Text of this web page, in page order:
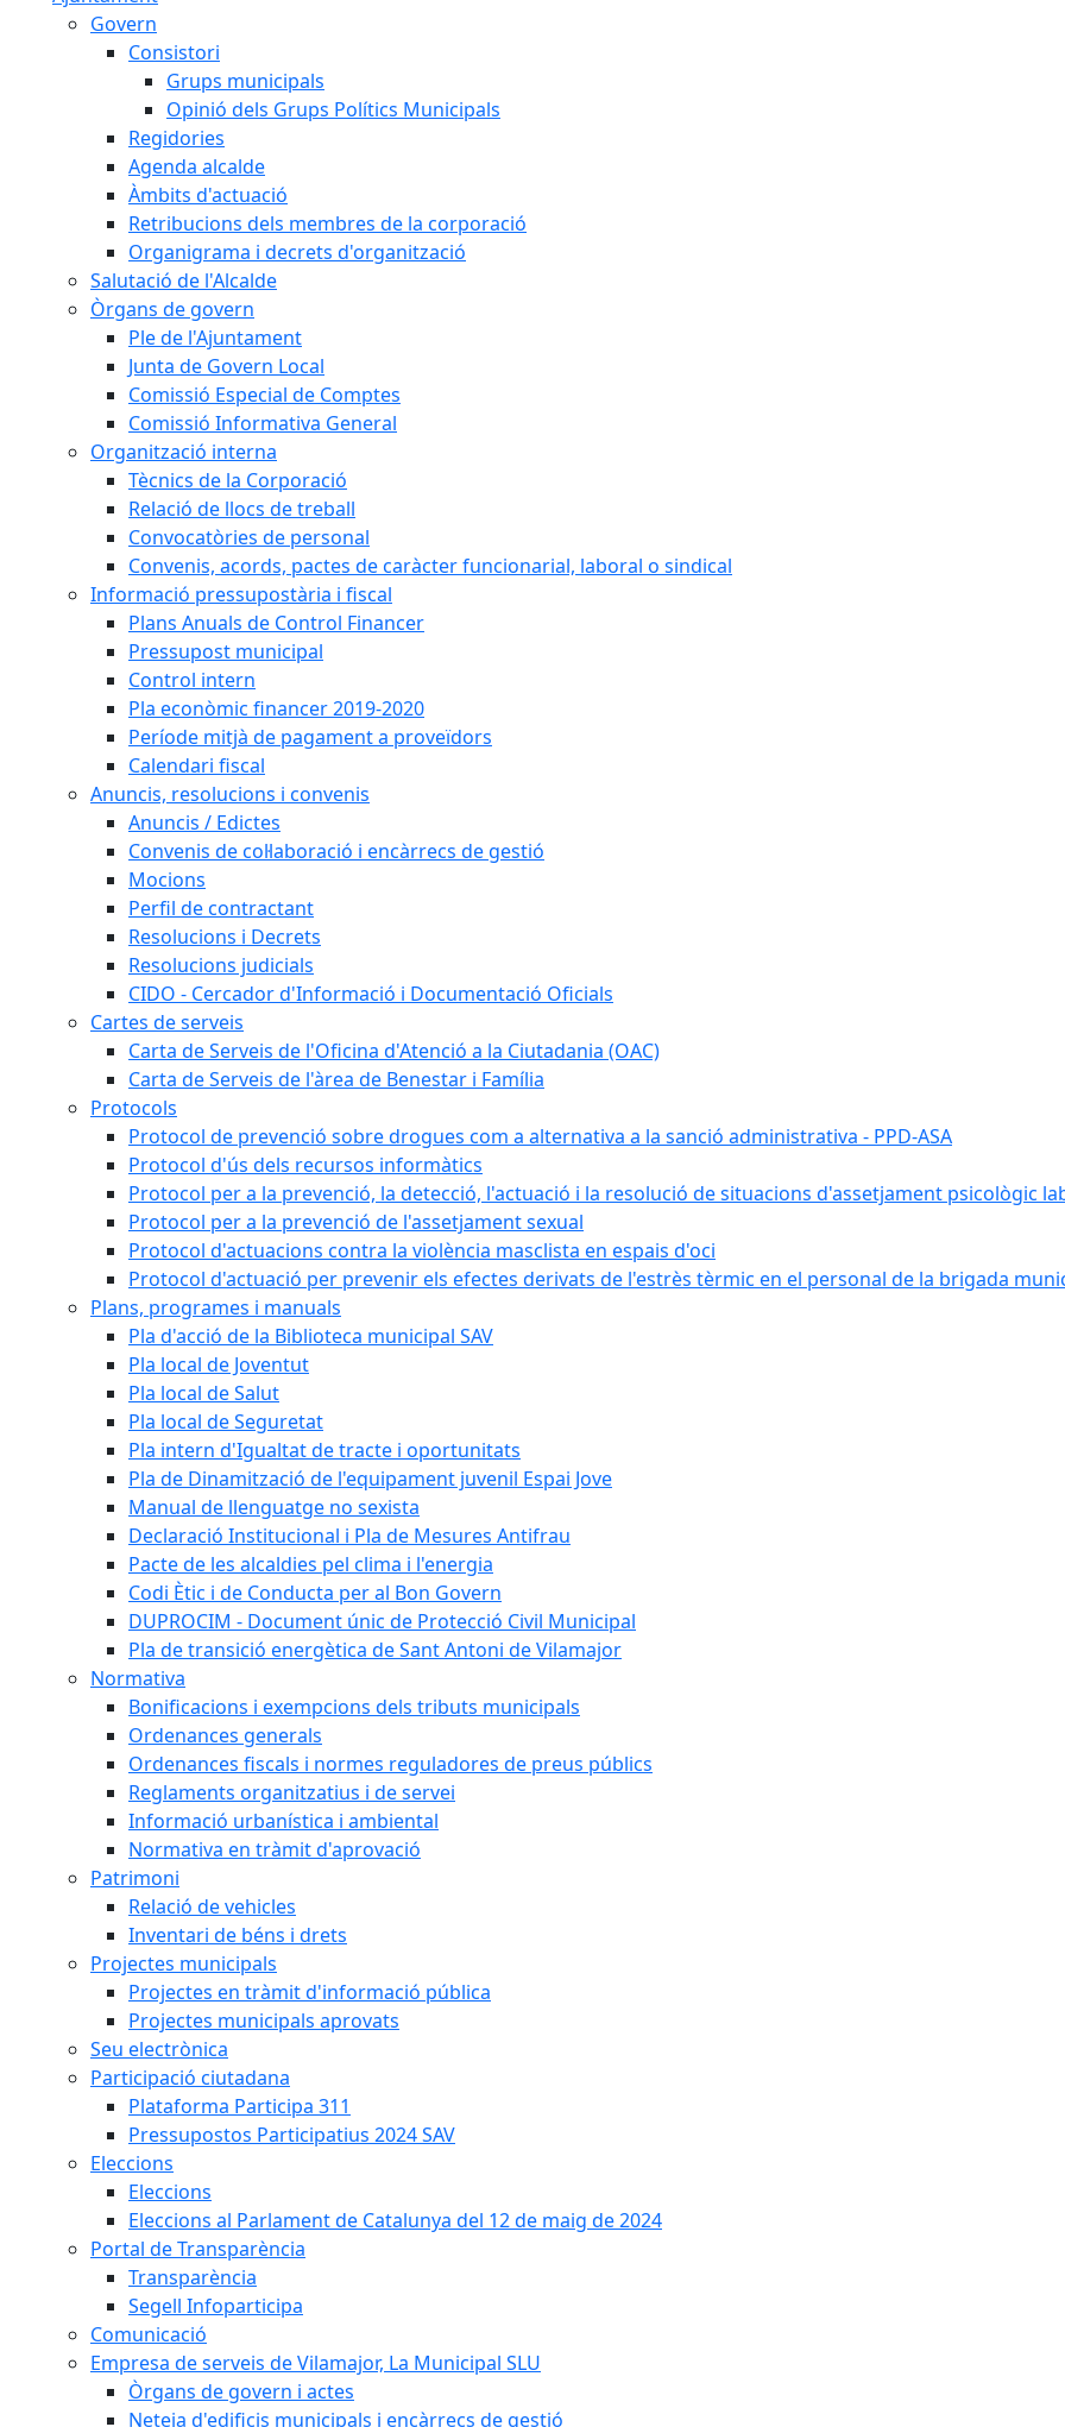
Govern
Consistori
Grups municipals
Opinió dels Grups Polítics Municipals
Regidories
Agenda alcalde
Àmbits d'actuació
Retribucions dels membres de la corporació
Organigrama i decrets d'organització
Salutació de l'Alcalde
Òrgans de govern
Ple de l'Ajuntament
Junta de Govern Local
Comissió Especial de Comptes
Comissió Informativa General
Organització interna
Tècnics de la Corporació
Relació de llocs de treball
Convocatòries de personal
Convenis, acords, pactes de caràcter funcionarial, laboral o sindical
Informació pressupostària i fiscal
Plans Anuals de Control Financer
Pressupost municipal
Control intern
Pla econòmic financer 2019-2020
Període mitjà de pagament a proveïdors
Calendari fiscal
Anuncis, resolucions i convenis
Anuncis / Edictes
Convenis de col·laboració i encàrrecs de gestió
Mocions
Perfil de contractant
Resolucions i Decrets
Resolucions judicials
CIDO - Cercador d'Informació i Documentació Oficials
Cartes de serveis
Carta de Serveis de l'Oficina d'Atenció a la Ciutadania (OAC)
Carta de Serveis de l'àrea de Benestar i Família
Protocols
Protocol de prevenció sobre drogues com a alternativa a la sanció administrativa - PPD-ASA
Protocol d'ús dels recursos informàtics
Protocol per a la prevenció, la detecció, l'actuació i la resolució de situacions d'assetjament psicològic
Protocol per a la prevenció de l'assetjament sexual
Protocol d'actuacions contra la violència masclista en espais d'oci
Protocol d'actuació per prevenir els efectes derivats de l'estrès tèrmic en el personal de la brigada
Plans, programes i manuals
Pla d'acció de la Biblioteca municipal SAV
Pla local de Joventut
Pla local de Salut
Pla local de Seguretat
Pla intern d'Igualtat de tracte i oportunitats
Pla de Dinamització de l'equipament juvenil Espai Jove
Manual de llenguatge no sexista
Declaració Institucional i Pla de Mesures Antifrau
Pacte de les alcaldies pel clima i l'energia
Codi Ètic i de Conducta per al Bon Govern
DUPROCIM - Document únic de Protecció Civil Municipal
Pla de transició energètica de Sant Antoni de Vilamajor
Normativa
Bonificacions i exempcions dels tributs municipals
Ordenances generals
Ordenances fiscals i normes reguladores de preus públics
Reglaments organitzatius i de servei
Informació urbanística i ambiental
Normativa en tràmit d'aprovació
Patrimoni
Relació de vehicles
Inventari de béns i drets
Projectes municipals
Projectes en tràmit d'informació pública
Projectes municipals aprovats
Seu electrònica
Participació ciutadana
Plataforma Participa 311
Pressupostos Participatius 2024 SAV
Eleccions
Eleccions
Eleccions al Parlament de Catalunya del 12 de maig de 2024
Portal de Transparència
Transparència
Segell Infoparticipa
Comunicació
Empresa de serveis de Vilamajor, La Municipal SLU
Òrgans de govern i actes
Neteja d'edificis municipals i encàrrecs de gestió